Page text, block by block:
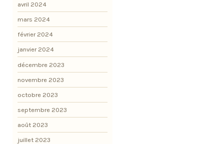
avril 2024
mars 2024
février 2024
janvier 2024
décembre 2023
novembre 2023
octobre 2023
septembre 2023
août 2023
juillet 2023